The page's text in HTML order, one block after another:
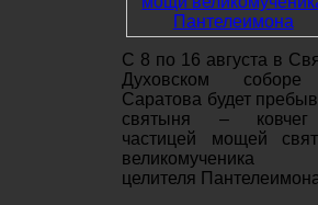
С 8 по 16 августа в
Духовском
Саратова будет
святыня –
частицей мощей
целителя